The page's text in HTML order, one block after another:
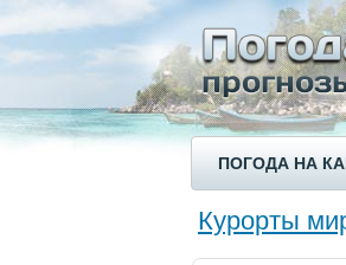
ПОГОДА НА
Курорты